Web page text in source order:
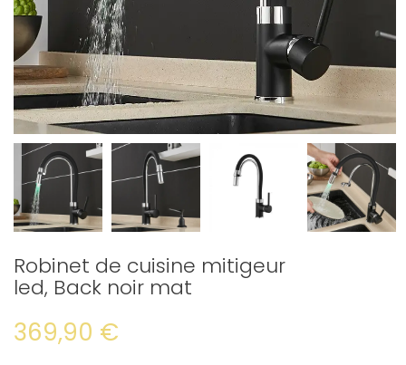
Robinet de cuisine mitigeur
led, Back noir mat
369,90 €